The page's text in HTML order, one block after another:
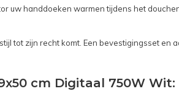
uw handdoeken warmen tijdens het
tot zijn recht komt. Een bevestigingsset en
cm Digitaal 750W Wit: